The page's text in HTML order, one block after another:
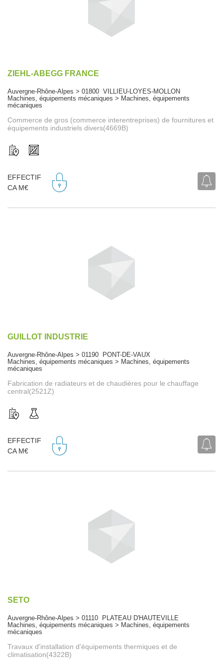
ZIEHL-ABEGG FRANCE
Auvergne-Rhône-Alpes > 01800 VILLIEU-LOYES-MOLLON
Machines, équipements mécaniques > Machines, équipements
mécaniques
Commerce de gros (commerce interentreprises) de fournitures et
équipements industriels divers(4669B)
EFFECTIF
CA M€
GUILLOT INDUSTRIE
Auvergne-Rhône-Alpes > 01190 PONT-DE-VAUX
Machines, équipements mécaniques > Machines, équipements
mécaniques
Fabrication de radiateurs et de chaudières pour le chauffage
central(2521Z)
EFFECTIF
CA M€
SETO
Auvergne-Rhône-Alpes > 01110 PLATEAU D'HAUTEVILLE
Machines, équipements mécaniques > Machines, équipements
mécaniques
Travaux d'installation d'équipements thermiques et de
climatisation(4322B)